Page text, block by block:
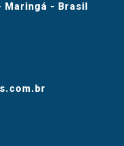
Maringá - Brasil